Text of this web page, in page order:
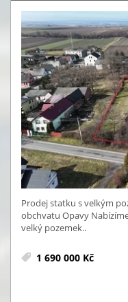
Prodej statku s velkým
obchvatu Opavy
velký pozemek..
1 690 000 Kč